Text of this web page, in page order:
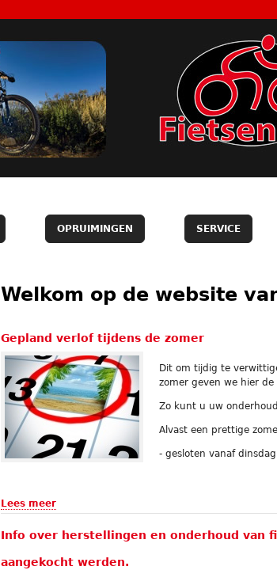
OPRUIMINGEN SERVICE
Welkom op de website
Gepland verlof tijdens de zomer
Dit om tijdig te
zomer geven we hier
Zo kunt u uw
Alvast een prettige
- gesloten vanaf
Lees meer
Info over herstellingen en onderhoud van
aangekocht werden.